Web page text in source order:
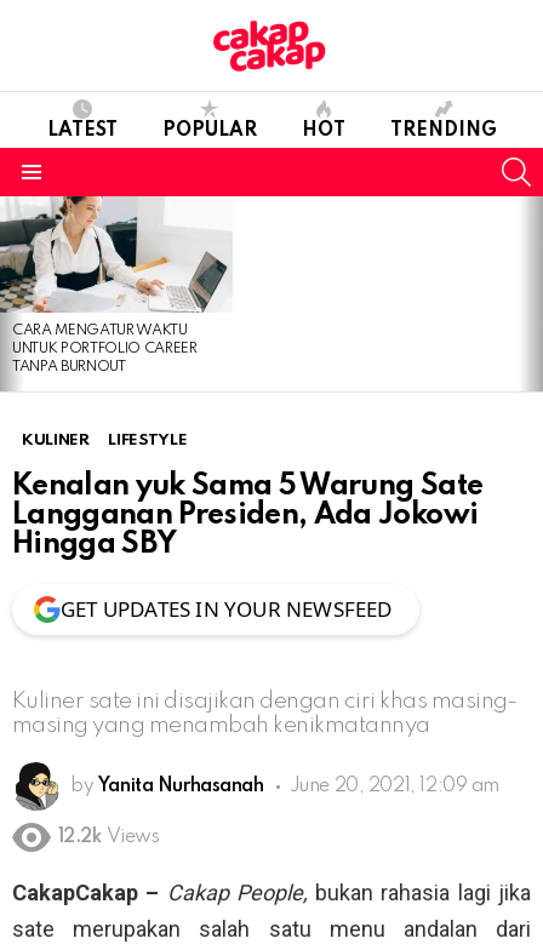
LATEST POPULAR HOT TRENDING
LATEST
STORIES
CARA MENGATUR WAKTU
UNTUK PORTFOLIO CAREER
TANPA BURNOUT
KULINER LIFESTYLE
Kenalan yuk Sama 5 Warung Sate
Langganan Presiden, Ada Jokowi
Hingga SBY
GET UPDATES IN YOUR NEWSFEED
Kuliner sate ini disajikan dengan ciri khas masing-
masing yang menambah kenikmatannya
by Yanita Nurhasanah June 20, 2021, 12:09 am
12.2k Views
CakapCakap – Cakap People, bukan rahasia lagi jika
sate merupakan salah satu menu andalan dari